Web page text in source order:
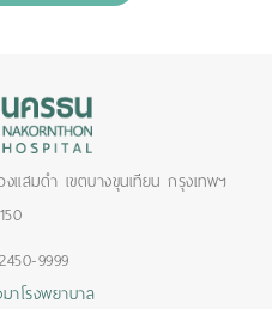
สมดำ เขตบางขุนเทียน กรุงเทพฯ
9999
าโรงพยาบาล